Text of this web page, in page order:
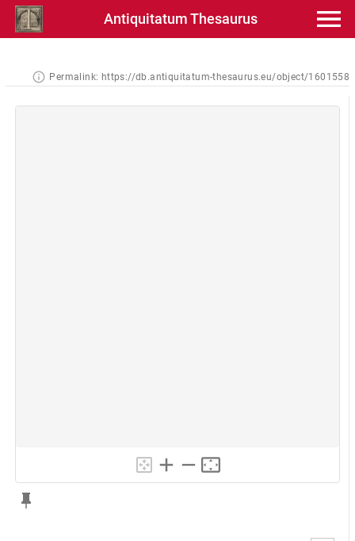
Antiquitatum Thesaurus
Permalink: https://db.antiquitatum-thesaurus.eu/object/1601558